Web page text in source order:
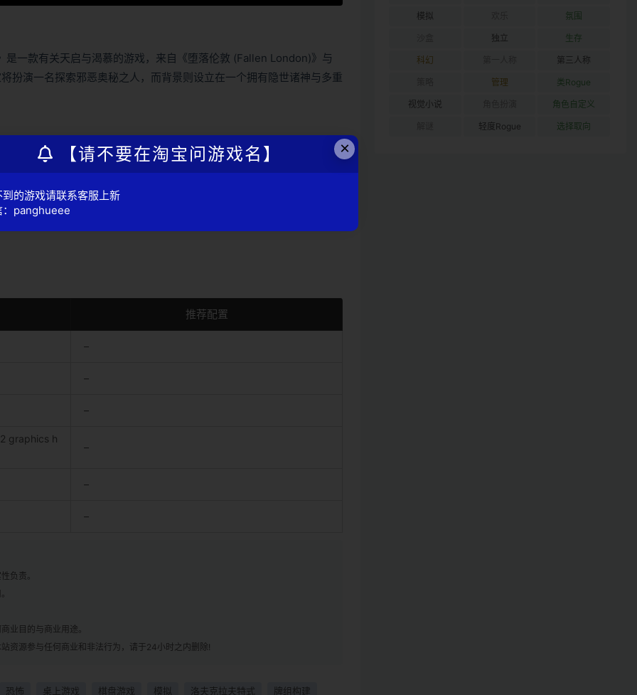
一款有关天启与渴慕的游戏，来自《堕落伦敦 (Fallen London)》与
演一名探索邪恶奥秘之人，而背景则设立在一个拥有隐世诸神与多重
推荐配置
–
–
–
graphics h
–
–
–
负责。
业目的与商业用途。
资源参与任何商业和非法行为，请于24小时之内删除!
恐怖 桌上游戏 棋盘游戏 模拟 洛夫克拉夫特式 牌组构建
模拟 氛围
独立 生存
科幻 第三人称
管理 类Rogue
视觉小说 角色自定义
轻度Rogue 选择取向
×
【请不要在淘宝问游戏名】
到的游戏请联系客服上新
：panghueee